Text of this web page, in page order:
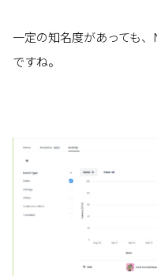
一定の知名度があっても
ですね。